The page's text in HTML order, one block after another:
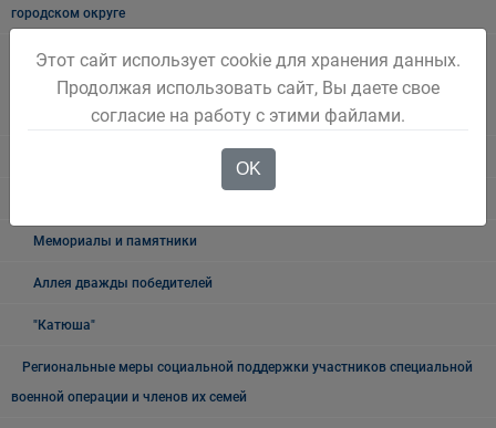
городском округе
Наблюдательная комиссия по социальной адаптации лиц,
освободившихся из мест лишения свободы Беловского городского
Мемориалы и памятники
Аллея дважды победителей
"Катюша"
Региональные меры социальной поддержки участников специальной
военной операции и членов их семей
Этот сайт использует cookie для хранения данных.
Продолжая использовать сайт, Вы даете свое
согласие на работу с этими файлами.
OK